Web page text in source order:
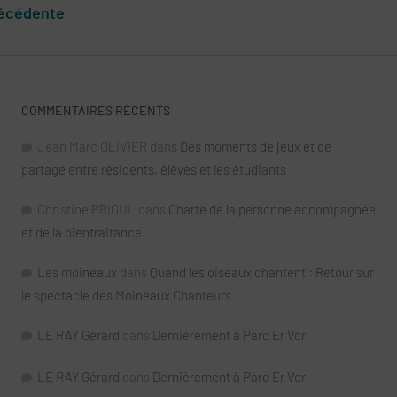
COMMENTAIRES RÉCENTS
Jean Marc OLIVIER dans Des moments de jeux et de
partage entre résidents, élèves et les étudiants
Christine PRIOUL dans Charte de la personne accompagnée
et de la bientraitance
Les moineaux dans Quand les oiseaux chantent : Retour sur
le spectacle des Moineaux Chanteurs
LE RAY Gérard dans Dernièrement à Parc Er Vor
LE RAY Gérard dans Dernièrement à Parc Er Vor